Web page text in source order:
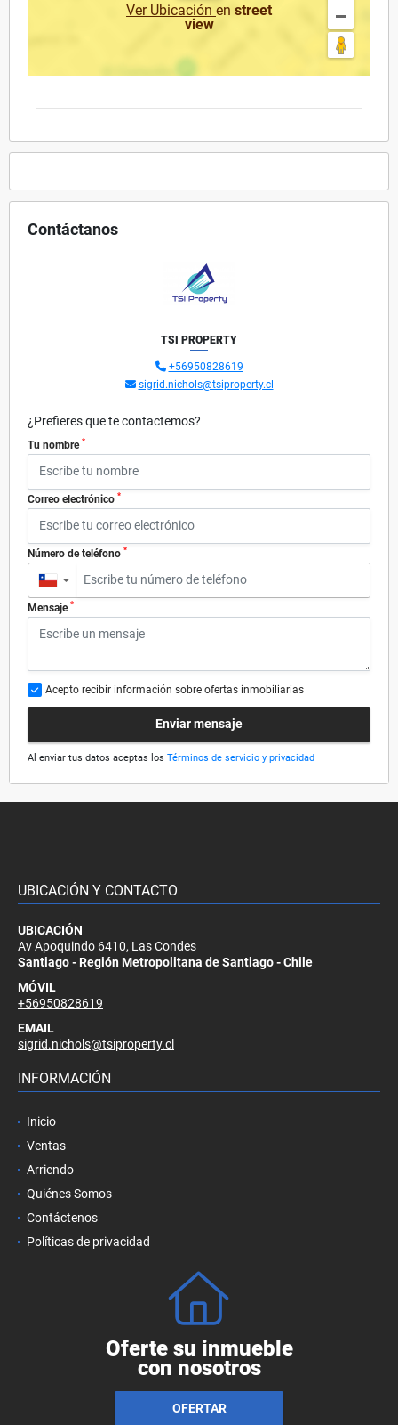
Ver Ubicación en street
view
Contáctanos
TSI PROPERTY
+56950828619
sigrid.nichols@tsiproperty.cl
¿Prefieres que te contactemos?
Tu nombre *
Correo electrónico *
Número de teléfono *
▼
Mensaje *
Acepto recibir información sobre ofertas inmobiliarias
Enviar mensaje
Al enviar tus datos aceptas los Términos de servicio y privacidad
UBICACIÓN Y CONTACTO
UBICACIÓN
Av Apoquindo 6410, Las Condes
Santiago - Región Metropolitana de Santiago - Chile
MÓVIL
+56950828619
EMAIL
sigrid.nichols@tsiproperty.cl
INFORMACIÓN
Inicio
Ventas
Arriendo
Quiénes Somos
Contáctenos
Políticas de privacidad
Oferte su inmueble
con nosotros
OFERTAR